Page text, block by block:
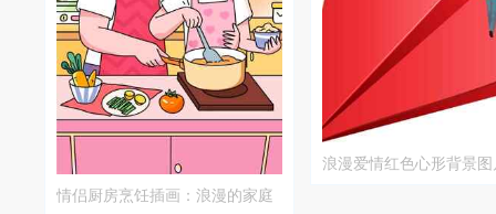
情侣厨房烹饪插画：浪漫的家庭
浪漫爱情红色心形背景